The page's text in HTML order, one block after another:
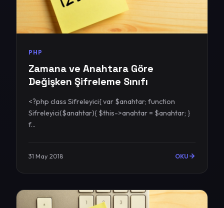
PHP
Zamana ve Anahtara Göre
Değişken Şifreleme Sınıfı
<?php class Sifreleyici{ var $anahtar; function
Sifreleyici($anahtar){ $this->anahtar = $anahtar; }
f...
31 May 2018 OKU